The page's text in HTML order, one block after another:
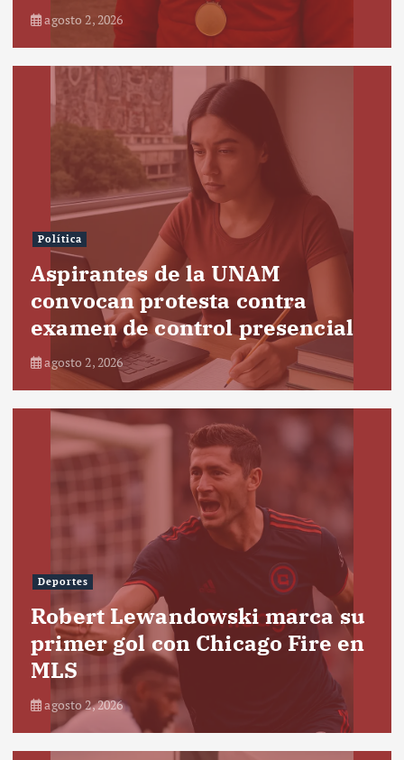
agosto 2, 2026
Política
Aspirantes de la UNAM
convocan protesta contra
examen de control presencial
agosto 2, 2026
Deportes
Robert Lewandowski marca su
primer gol con Chicago Fire en
MLS
agosto 2, 2026